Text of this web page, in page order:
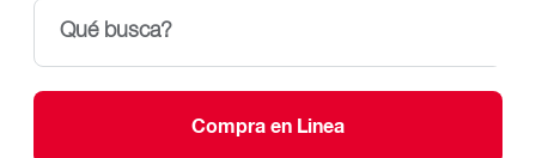
Compra en Linea